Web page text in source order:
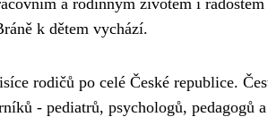
a rodinným životem i
k dětem vychází.
rodičů po celé České republice.
- pediatrů, psychologů, pedagogů